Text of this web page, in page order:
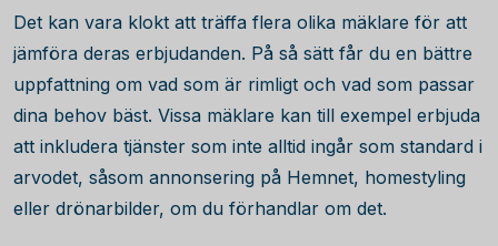
Det kan vara klokt att träffa flera olika mäklare för att
jämföra deras erbjudanden. På så sätt får du en bättre
uppfattning om vad som är rimligt och vad som passar
dina behov bäst. Vissa mäklare kan till exempel erbjuda
att inkludera tjänster som inte alltid ingår som standard i
arvodet, såsom annonsering på Hemnet, homestyling
eller drönarbilder, om du förhandlar om det.